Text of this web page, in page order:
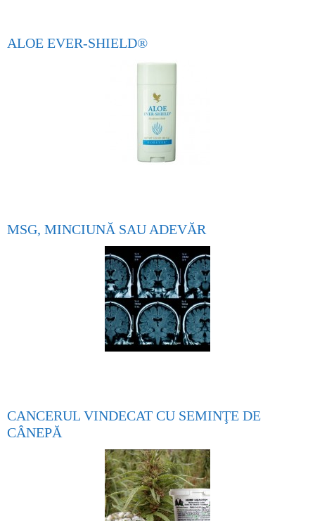
ALOE EVER-SHIELD®
MSG, MINCIUNĂ SAU ADEVĂR
CANCERUL VINDECAT CU SEMINŢE DE
CÂNEPĂ